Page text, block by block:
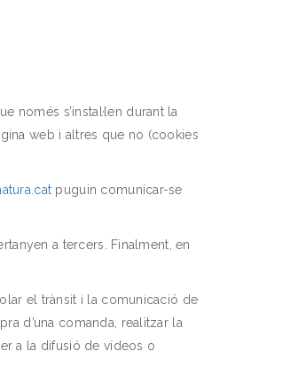
només s’instal·len durant la
web i altres que no (cookies
puguin comunicar-se
a tercers. Finalment, en
el trànsit i la comunicació de
d’una comanda, realitzar la
a la difusió de vídeos o